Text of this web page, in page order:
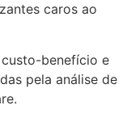
caros ao
benefício e
pela análise de